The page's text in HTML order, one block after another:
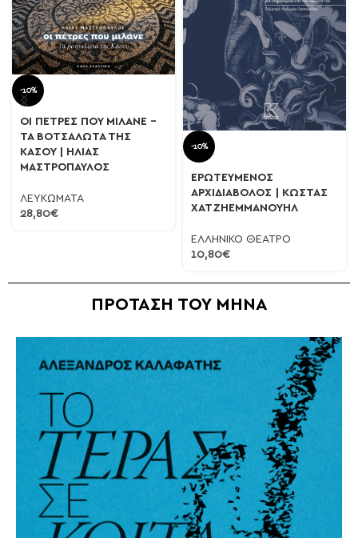
-10%
ΟΙ ΠΕΤΡΕΣ ΠΟΥ ΜΙΛΑΝΕ –
ΤΑ ΒΟΤΣΑΛΩΤΑ ΤΗΣ
ΚΑΣΟΥ | ΗΛΙΑΣ
ΜΑΣΤΡΟΠΑΥΛΟΣ
ΛΕΥΚΩΜΑΤΑ
28,80€
-10%
ΕΡΩΤΕΥΜΕΝΟΣ
ΑΡΧΙΔΙΑΒΟΛΟΣ | ΚΩΣΤΑΣ
ΧΑΤΖΗΕΜΜΑΝΟΥΗΛ
ΕΛΛΗΝΙΚΟ ΘΕΑΤΡΟ
10,80€
ΠΡΟΤΑΣΗ ΤΟΥ ΜΗΝΑ